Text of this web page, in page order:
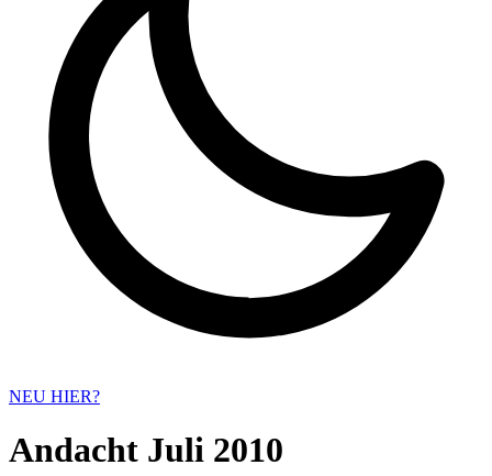
NEU HIER?
Andacht Juli 2010